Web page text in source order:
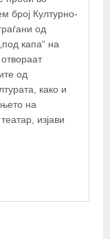
број Културно-
од
капа“ на
од
како и
на
изјави